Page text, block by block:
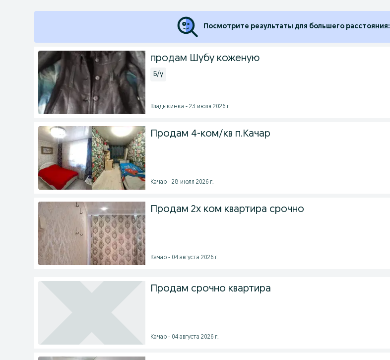
Посмотрите результаты для большего расстояния:
продам Шубу коженую
Б/у
Владыкинка - 23 июля 2026 г.
Продам 4-ком/кв п.Качар
Качар - 28 июля 2026 г.
Продам 2х ком квартира срочно
Качар - 04 августа 2026 г.
Продам срочно квартира
Качар - 04 августа 2026 г.